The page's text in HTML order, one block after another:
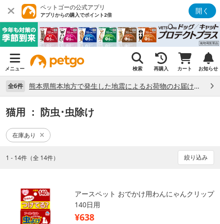
ペットゴーの公式アプリ
アプリからの購入でポイント2倍 開く
メニュー 検索 再購入 カート お知らせ
全6件 熊本県熊本地方で発生した地震によるお荷物のお届け状況について （7/28）
猫用 ： 防虫･虫除け
在庫あり
1 - 14件（全 14件） 絞り込み
アースペット おでかけ用わんにゃんクリップ
140日用
¥638